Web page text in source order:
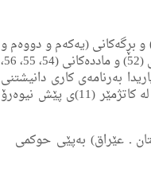
حوكمی مادده‌ی (5) و بڕگه‌ی (یه‌كه‌م) له‌ مادده‌ی (16) و بڕگه‌ی (سێیه‌م) له‌ مادده‌ی (18) و بڕگه‌كانی (یه‌كه‌م و دووه‌م و
سێیه‌م و چواره‌م و پێنجه‌م) له‌ مادده‌ی (20) و مادده‌كانی (47، 48) و بڕگەی (یەكەم) لە ماددەی (52) و ماددەكانی (54، 55، 56،
به‌رنامه‌ی كاری دانیشتنی
ژماره‌ (2)ی ئاسایی خولی بەهارەی ساڵی چوارەم له ‌خولی پێنجه‌می هه‌ڵبژاردنی په‌رله‌مان له‌ كاتژمێر (11)ی پێش نیوه‌رۆ
ـ عێراق) به‌پێی حوكمی